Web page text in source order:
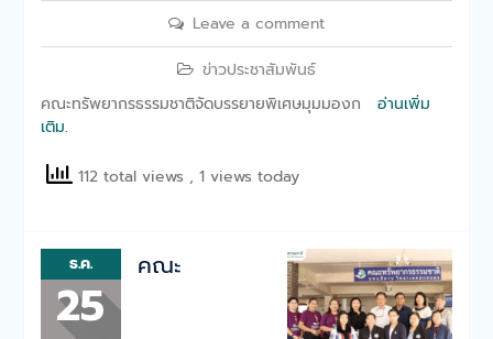
Leave a comment
ข่าวประชาสัมพันธ์
คณะทรัพยากรธรรมชาติจัดบรรยายพิเศษมุมมองก
อ่านเพิ่ม
เติม.
112 total views , 1 views today
ธ.ค.
25
คณะ